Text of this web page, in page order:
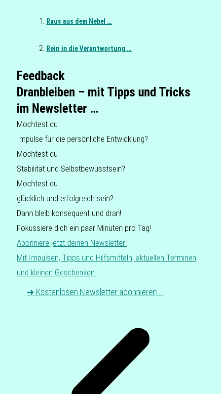
Raus aus dem Nebel …
Rein in die Verantwortung …
Feedback
Dranbleiben – mit Tipps und Tricks
im Newsletter …
Möch­test du
Impul­se für die per­sön­li­che Entwicklung?
Möch­test du
Sta­bi­li­tät und Selbstbewusstsein?
Möch­test du
glück­lich und erfolg­reich sein?
Dann bleib kon­se­quent und dran!
Fokus­sie­re dich ein paar Minu­ten pro Tag!
Abon­nie­re jetzt deinen Newsletter!
Mit Impul­sen, Tipps und Hilfs­mit­teln, aktu­el­len Ter­mi­nen
und klei­nen Geschenken.
➜ Kos­ten­lo­sen News­let­ter abonnieren …